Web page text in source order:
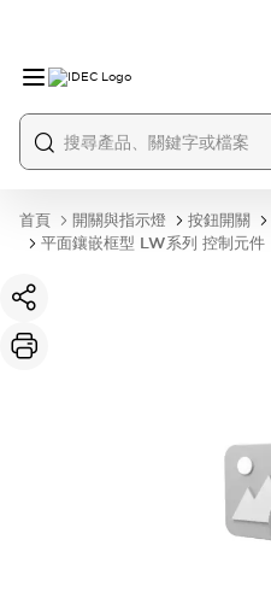
首頁 開關與指示燈 按鈕開關
平面鑲嵌框型 LW系列 控制元件